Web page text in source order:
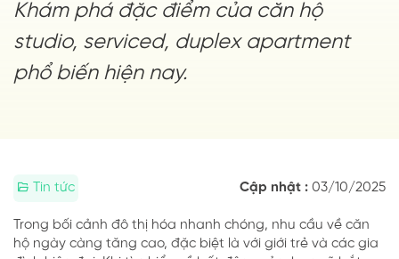
Khám phá đặc điểm của căn hộ
studio, serviced, duplex apartment
phổ biến hiện nay.
Tin tức Cập nhật : 03/10/2025
Trong bối cảnh đô thị hóa nhanh chóng, nhu cầu về căn
hộ ngày càng tăng cao, đặc biệt là với giới trẻ và các gia